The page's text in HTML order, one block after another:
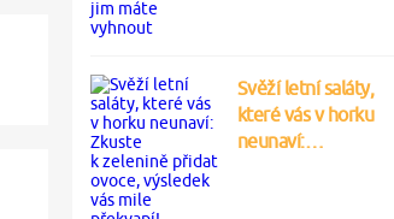
Svěží letní saláty,
které vás v horku
neunaví:…